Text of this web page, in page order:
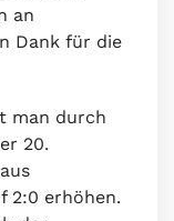
an
Dank für die
man durch
20.
2:0 erhöhen.